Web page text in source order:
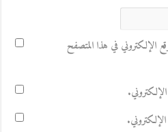
الإلكتروني في هذا المتصفح